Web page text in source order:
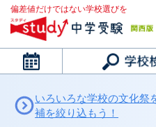
偏差値だけではない学校選びを
カレンダー
いろいろな学校の文化祭
補を絞り込もう！